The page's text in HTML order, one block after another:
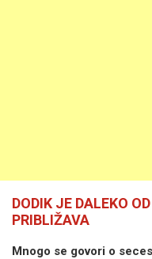
DODIK JE DALEKO
PRIBLIŽAVA
Mnogo se govori o